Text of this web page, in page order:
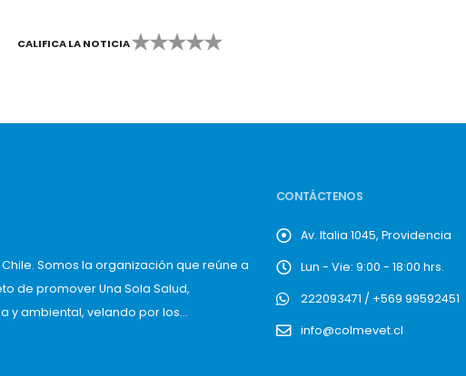
CALIFICA LA NOTICIA
1 2 3 4 5
Somos la organización que reúne a
de promover Una Sola Salud,
y ambiental, velando por los...
CONTÁCTENOS
Av. Italia 1045, Providencia
Lun - Vie: 9:00 - 18:00 hrs.
222093471 / +569 99592451
info@colmevet.cl